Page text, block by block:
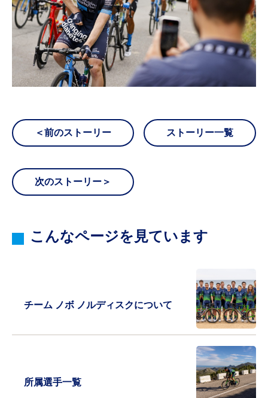
＜前のストーリー ストーリー一覧
次のストーリー＞
こんなページを見ています
チーム ノボ ノルディスクについて
所属選手一覧